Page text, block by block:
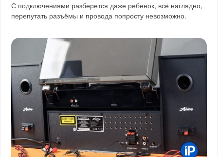
С подключениями разберется даже ребенок, всё наглядно,
перепутать разъёмы и провода попросту невозможно.